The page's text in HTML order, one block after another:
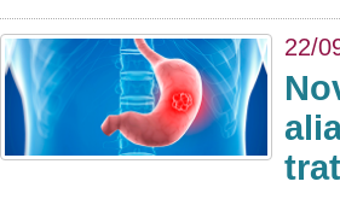
22/